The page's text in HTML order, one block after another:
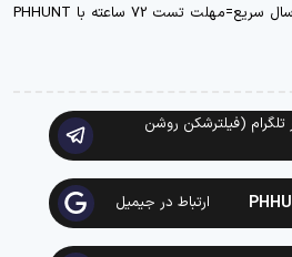
خرید از دست اول= قیمت کم ارسال سریع=مهلت تست 72 ساعته با PHHUNT
تلگرام (فیلترشکن روشن
ارتباط در جیمیل